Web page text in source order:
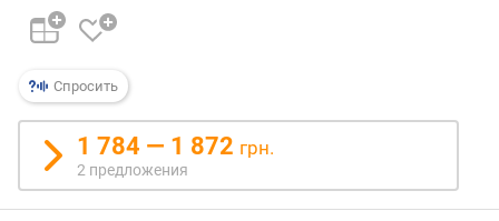
а
т
д
о
б
а
Спросить
1 784 — 1 872 грн.
2 предложения